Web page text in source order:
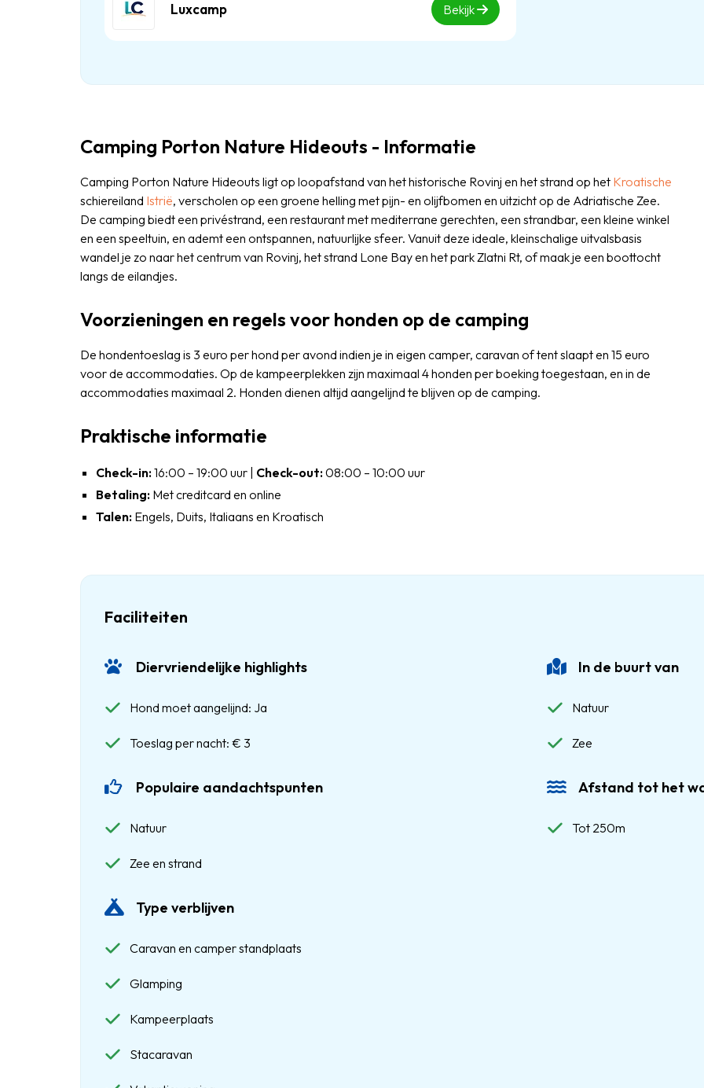
Luxcamp Bekijk
Camping Porton Nature Hideouts - Informatie
Camping Porton Nature Hideouts ligt op loopafstand van het historische Rovinj en het strand op het Kroatische
schiereiland Istrië, verscholen op een groene helling met pijn- en olijfbomen en uitzicht op de Adriatische Zee.
De camping biedt een privéstrand, een restaurant met mediterrane gerechten, een strandbar, een kleine winkel
en een speeltuin, en ademt een ontspannen, natuurlijke sfeer. Vanuit deze ideale, kleinschalige uitvalsbasis
wandel je zo naar het centrum van Rovinj, het strand Lone Bay en het park Zlatni Rt, of maak je een boottocht
langs de eilandjes.
Voorzieningen en regels voor honden op de camping
De hondentoeslag is 3 euro per hond per avond indien je in eigen camper, caravan of tent slaapt en 15 euro
voor de accommodaties. Op de kampeerplekken zijn maximaal 4 honden per boeking toegestaan, en in de
accommodaties maximaal 2. Honden dienen altijd aangelijnd te blijven op de camping.
Praktische informatie
Check-in:16:00 – 19:00 uur | Check-out:08:00 – 10:00 uur
Betaling: Met creditcard en online
Talen: Engels, Duits, Italiaans en Kroatisch
Faciliteiten
Diervriendelijke highlights
Hond moet aangelijnd: Ja
Toeslag per nacht: € 3
Populaire aandachtspunten
Natuur
Zee en strand
Type verblijven
Caravan en camper standplaats
Glamping
Kampeerplaats
Stacaravan
In de buurt van
Natuur
Zee
Afstand tot het
Tot 250m